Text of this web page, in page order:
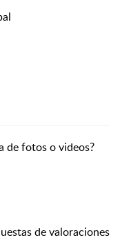
de fotos o videos?
de valoraciones